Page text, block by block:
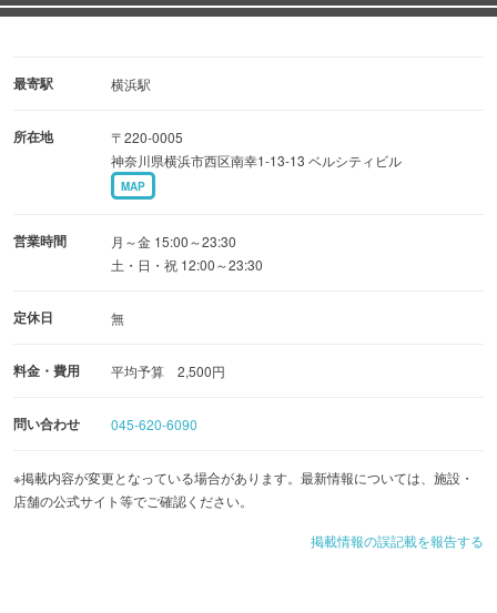
＜竹コース＞楚々屋風チキン南蛮や鶏の一枚焼きが楽しめ
＜梅コース＞名物まぐろの富士山盛りが楽しめる！7品
最寄駅 横浜駅
所在地
〒220-0005
神奈川県横浜市西区南幸1-13-13 ベルシティビル
MAP
営業時間
月～金 15:00～23:30
土・日・祝 12:00～23:30
定休日 無
料金・費用 平均予算 2,500円
問い合わせ 045-620-6090
※掲載内容が変更となっている場合があります。最新情報については、施設・
店舗の公式サイト等でご確認ください。
掲載情報の誤記載を報告する